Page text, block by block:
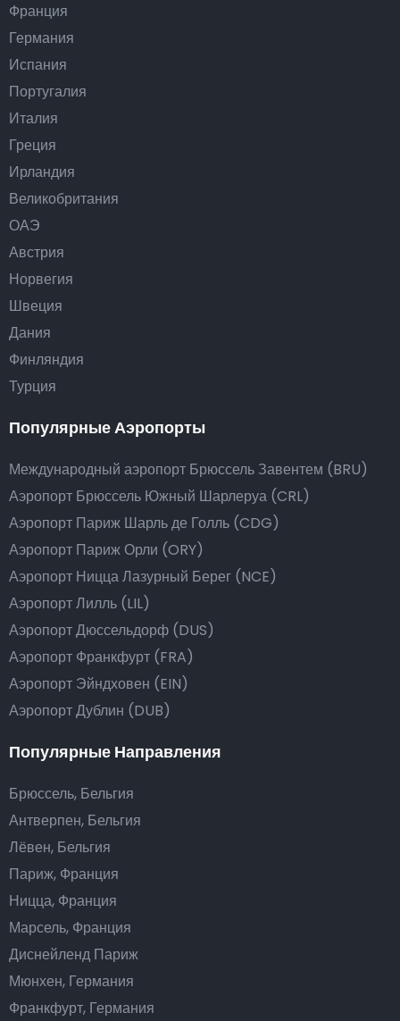
Франция
Германия
Испания
Португалия
Италия
Греция
Ирландия
Великобритания
ОАЭ
Австрия
Норвегия
Швеция
Дания
Финляндия
Турция
Популярные Аэропорты
Международный аэропорт Брюссель Завентем (BRU)
Аэропорт Брюссель Южный Шарлеруа (CRL)
Аэропорт Париж Шарль де Голль (CDG)
Аэропорт Париж Орли (ORY)
Аэропорт Ницца Лазурный Берег (NCE)
Аэропорт Лилль (LIL)
Аэропорт Дюссельдорф (DUS)
Аэропорт Франкфурт (FRA)
Аэропорт Эйндховен (EIN)
Аэропорт Дублин (DUB)
Популярные Направления
Брюссель, Бельгия
Антверпен, Бельгия
Лёвен, Бельгия
Париж, Франция
Ницца, Франция
Марсель, Франция
Диснейленд Париж
Мюнхен, Германия
Франкфурт, Германия